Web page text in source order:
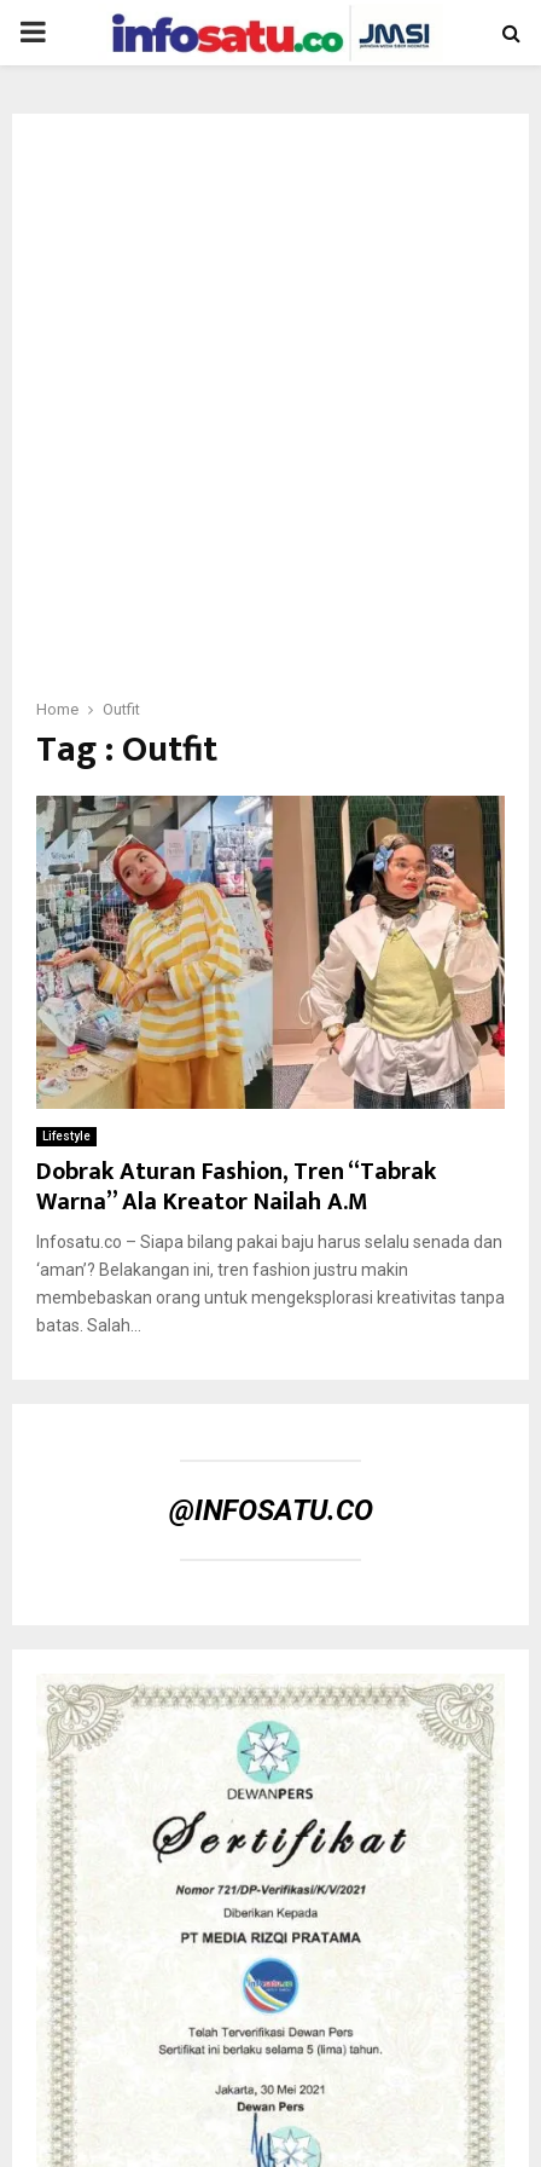
PRIMARY
Home Outfit
Tag : Outfit
Lifestyle
Dobrak Aturan Fashion, Tren “Tabrak
Warna” Ala Kreator Nailah A.M
Infosatu.co – Siapa bilang pakai baju harus selalu senada dan
‘aman’? Belakangan ini, tren fashion justru makin
membebaskan orang untuk mengeksplorasi kreativitas tanpa
batas. Salah...
@INFOSATU.CO